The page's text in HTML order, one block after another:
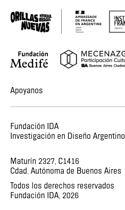
Apoyanos
Fundación IDA
Investigación en Diseño Argentino
Maturín 2327, C1416
Cdad. Autónoma de Buenos Aires
Todos los derechos reservados
Fundación IDA, 2026